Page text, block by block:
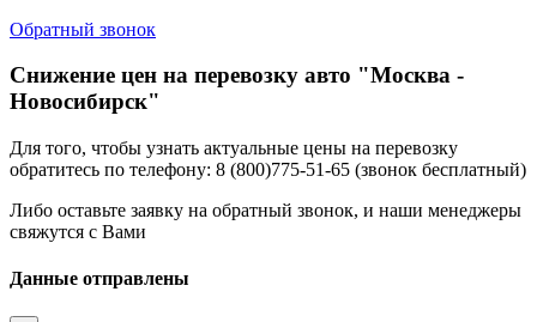
Обратный звонок
Снижение цен на перевозку авто "Москва -
Новосибирск"
Для того, чтобы узнать актуальные цены на перевозку
обратитесь по телефону: 8 (800)775-51-65 (звонок бесплатный)
Либо оставьте заявку на обратный звонок, и наши менеджеры
свяжутся с Вами
Данные отправлены